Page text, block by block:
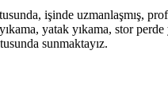
işinde uzmanlaşmış,
yatak yıkama, stor perde
sunmaktayız.